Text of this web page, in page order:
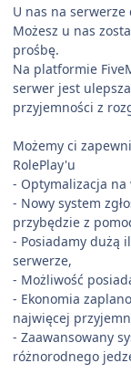
U nas na
Możesz u nas
prośbę.
Na platformie
serwer jest
przyjemności z
Możemy ci
RolePlay'u
- Optymalizacja na
- Nowy system
przybędzie z
- Posiadamy dużą
serwerze,
- Możliwość
- Ekonomia
najwięcej
- Zaawansowany
różnorodnego